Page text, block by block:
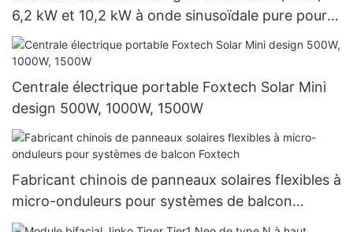
6,2 kW et 10,2 kW à onde sinusoïdale pure pour
systèmes d'énergie solaire hors réseau
Centrale électrique portable Foxtech Solar Mini
design 500W, 1000W, 1500W
Fabricant chinois de panneaux solaires flexibles à
micro-onduleurs pour systèmes de balcon
Foxtech